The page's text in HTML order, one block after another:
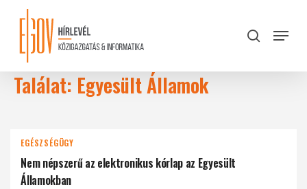
content
search
Menu
Találat: Egyesült Államok
EGÉSZSÉGÜGY
Nem népszerű az elektronikus kórlap az Egyesült
Államokban
Close